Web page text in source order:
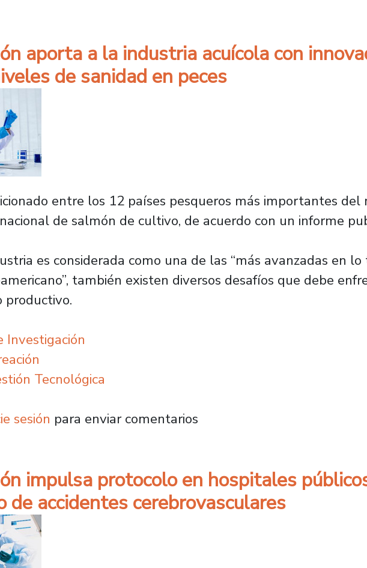
aporta a la industria acuícola con
de sanidad en peces
entre los 12 países pesqueros más importantes del
de salmón de cultivo, de acuerdo con un informe
es considerada como una de las “más avanzadas en
también existen diversos desafíos que debe
productivo.
Investigación
Tecnológica
Investigación aporta a la industria acuícola con
sesión para enviar comentarios
impulsa protocolo en hospitales
de accidentes cerebrovasculares